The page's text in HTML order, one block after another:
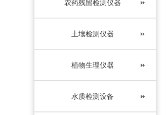
农药残留检测仪器
土壤检测仪器
植物生理仪器
水质检测设备